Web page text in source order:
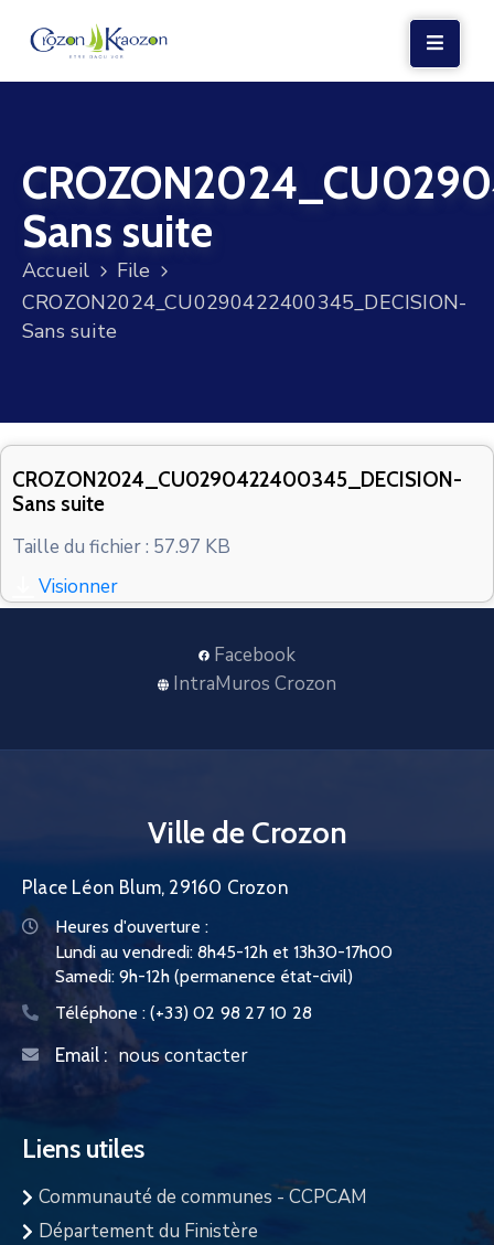
VIE
LOCALE
VIE
SOCIALE
TERRE
VOS
CONTACT
Sans suite
Accueil
File
CROZON2024_CU0290422400345_DECISION-
Sans suite
CROZON2024_CU0290422400345_DECISION-
Sans suite
Taille du fichier : 57.97 KB
Visionner
Facebook
IntraMuros Crozon
Ville de Crozon
Place Léon Blum, 29160 Crozon
Heures d'ouverture :
Lundi au vendredi: 8h45-12h et 13h30-17h00
Samedi: 9h-12h (permanence état-civil)
Téléphone : (+33) 02 98 27 10 28
Email : nous contacter
Liens utiles
Communauté de communes - CCPCAM
Département du Finistère